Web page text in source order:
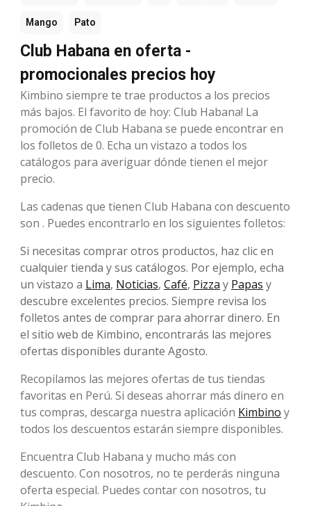
Mango Pato
Club Habana en oferta -
promocionales precios hoy
Kimbino siempre te trae productos a los precios
más bajos. El favorito de hoy: Club Habana! La
promoción de Club Habana se puede encontrar en
los folletos de 0. Echa un vistazo a todos los
catálogos para averiguar dónde tienen el mejor
precio.
Las cadenas que tienen Club Habana con descuento
son . Puedes encontrarlo en los siguientes folletos:
Si necesitas comprar otros productos, haz clic en
cualquier tienda y sus catálogos. Por ejemplo, echa
un vistazo a Lima, Noticias, Café, Pizza y Papas y
descubre excelentes precios. Siempre revisa los
folletos antes de comprar para ahorrar dinero. En
el sitio web de Kimbino, encontrarás las mejores
ofertas disponibles durante Agosto.
Recopilamos las mejores ofertas de tus tiendas
favoritas en Perú. Si deseas ahorrar más dinero en
tus compras, descarga nuestra aplicación Kimbino y
todos los descuentos estarán siempre disponibles.
Encuentra Club Habana y mucho más con
descuento. Con nosotros, no te perderás ninguna
oferta especial. Puedes contar con nosotros, tu